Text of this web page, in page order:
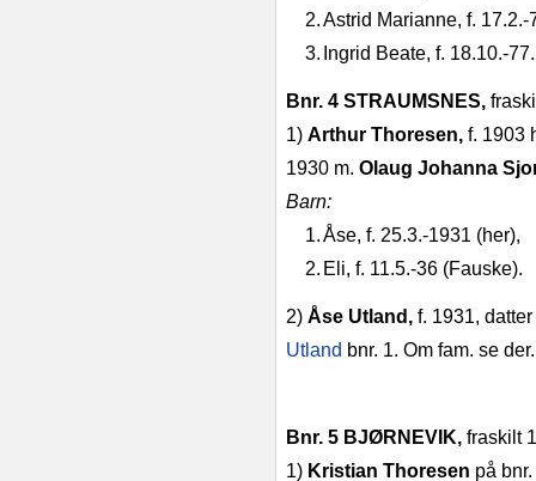
2.Astrid Marianne, f.
3. Ingrid Beate, f. 18.10.‑77.
Bnr. 4 STRAUMSNES,
1) Arthur Thoresen, f. 1903
1930 m. Olaug Johanna
Barn:
1.Åse, f. 25.3.‑1931 (her),
2. Eli, f. 11.5.‑36 (Fauske).
2) Åse Utland, f. 1931,
Utland bnr. 1. Om fam. se der.
Bnr. 5 BJØRNEVIK, fraskilt
1) Kristian Thoresen på